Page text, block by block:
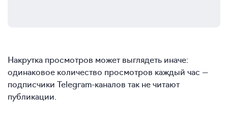
Накрутка просмотров может выглядеть иначе:
одинаковое количество просмотров каждый час —
подписчики Telegram-каналов так не читают
публикации.